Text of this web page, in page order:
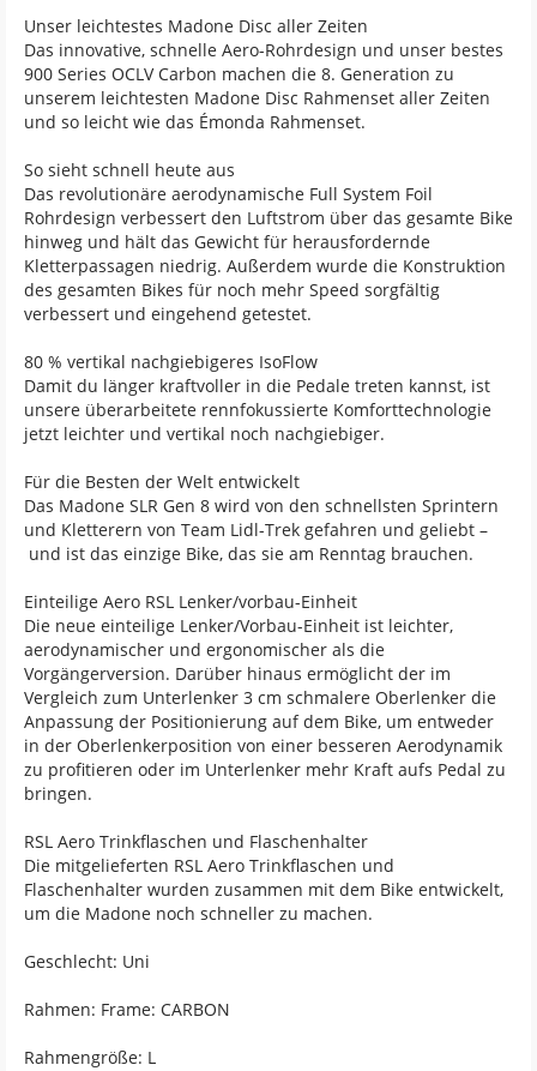
Unser leichtestes Madone Disc aller Zeiten
Das innovative, schnelle Aero-Rohrdesign und unser bestes
900 Series OCLV Carbon machen die 8. Generation zu
unserem leichtesten Madone Disc Rahmenset aller Zeiten
und so leicht wie das Émonda Rahmenset.
So sieht schnell heute aus
Das revolutionäre aerodynamische Full System Foil
Rohrdesign verbessert den Luftstrom über das gesamte Bike
hinweg und hält das Gewicht für herausfordernde
Kletterpassagen niedrig. Außerdem wurde die Konstruktion
des gesamten Bikes für noch mehr Speed sorgfältig
verbessert und eingehend getestet.
80 % vertikal nachgiebigeres IsoFlow
Damit du länger kraftvoller in die Pedale treten kannst, ist
unsere überarbeitete rennfokussierte Komforttechnologie
jetzt leichter und vertikal noch nachgiebiger.
Für die Besten der Welt entwickelt
Das Madone SLR Gen 8 wird von den schnellsten Sprintern
und Kletterern von Team Lidl-Trek gefahren und geliebt –
und ist das einzige Bike, das sie am Renntag brauchen.
Einteilige Aero RSL Lenker/vorbau-Einheit
Die neue einteilige Lenker/Vorbau-Einheit ist leichter,
aerodynamischer und ergonomischer als die
Vorgängerversion. Darüber hinaus ermöglicht der im
Vergleich zum Unterlenker 3 cm schmalere Oberlenker die
Anpassung der Positionierung auf dem Bike, um entweder
in der Oberlenkerposition von einer besseren Aerodynamik
zu profitieren oder im Unterlenker mehr Kraft aufs Pedal zu
bringen.
RSL Aero Trinkflaschen und Flaschenhalter
Die mitgelieferten RSL Aero Trinkflaschen und
Flaschenhalter wurden zusammen mit dem Bike entwickelt,
um die Madone noch schneller zu machen.
Geschlecht: Uni
Rahmen: Frame: CARBON
Rahmengröße: L